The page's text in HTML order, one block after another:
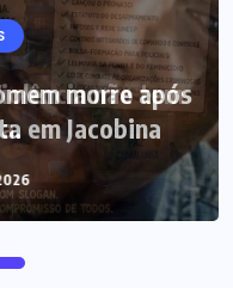
morre após
em Jacobina